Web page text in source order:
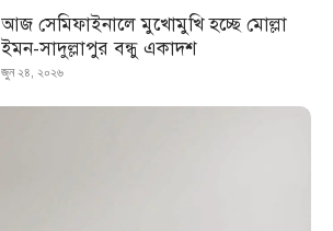
আজ সেমিফাইনালে মুখোমুখি হচ্ছে মোল্লা
ইমন-সাদুল্লাপুর বন্ধু একাদশ
জুন ২৪, ২০২৬